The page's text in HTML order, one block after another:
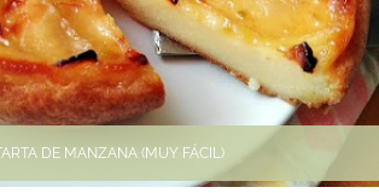
DE MANZANA (MUY FÁCIL)